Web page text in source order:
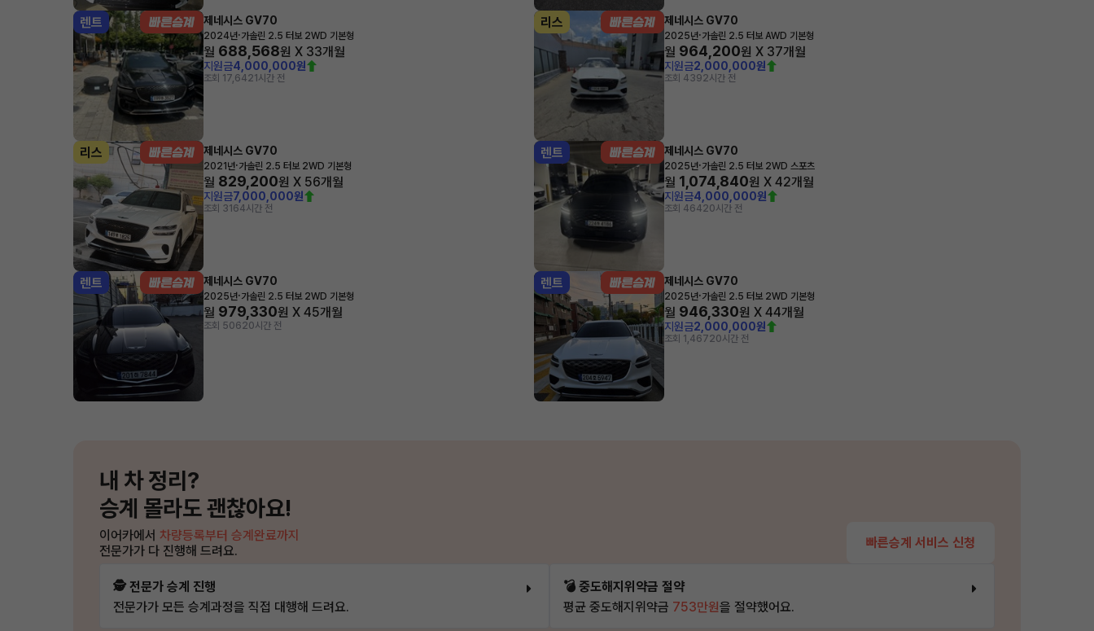
렌트 제네시스 GV70
2024년·가솔린 2.5 터보 2WD 기본형
월 688,568원 X 33개월
지원금4,000,000원
조회 17,6421시간 전
리스 제네시스 GV70
2025년·가솔린 2.5 터보 AWD 기본형
월 964,200원 X 37개월
지원금2,000,000원
조회 4392시간 전
리스 제네시스 GV70
2021년·가솔린 2.5 터보 2WD 기본형
월 829,200원 X 56개월
지원금7,000,000원
조회 3164시간 전
렌트 제네시스 GV70
2025년·가솔린 2.5 터보 2WD 스포츠
월 1,074,840원 X 42개월
지원금4,000,000원
조회 46420시간 전
렌트 제네시스 GV70
2025년·가솔린 2.5 터보 2WD 기본형
월 979,330원 X 45개월
조회 50620시간 전
렌트 제네시스 GV70
2025년·가솔린 2.5 터보 2WD 기본형
월 946,330원 X 44개월
지원금2,000,000원
조회 1,46720시간 전
내 차 정리?
승계 몰라도 괜찮아요!
이어카에서 차량등록부터 승계완료까지
전문가가 다 진행해 드려요.
빠른승계 서비스 신청
🕵️ 전문가 승계 진행
전문가가 모든 승계과정을 직접 대행해 드려요.
💣 중도해지위약금 절약
평균 중도해지위약금 753만원을 절약했어요.